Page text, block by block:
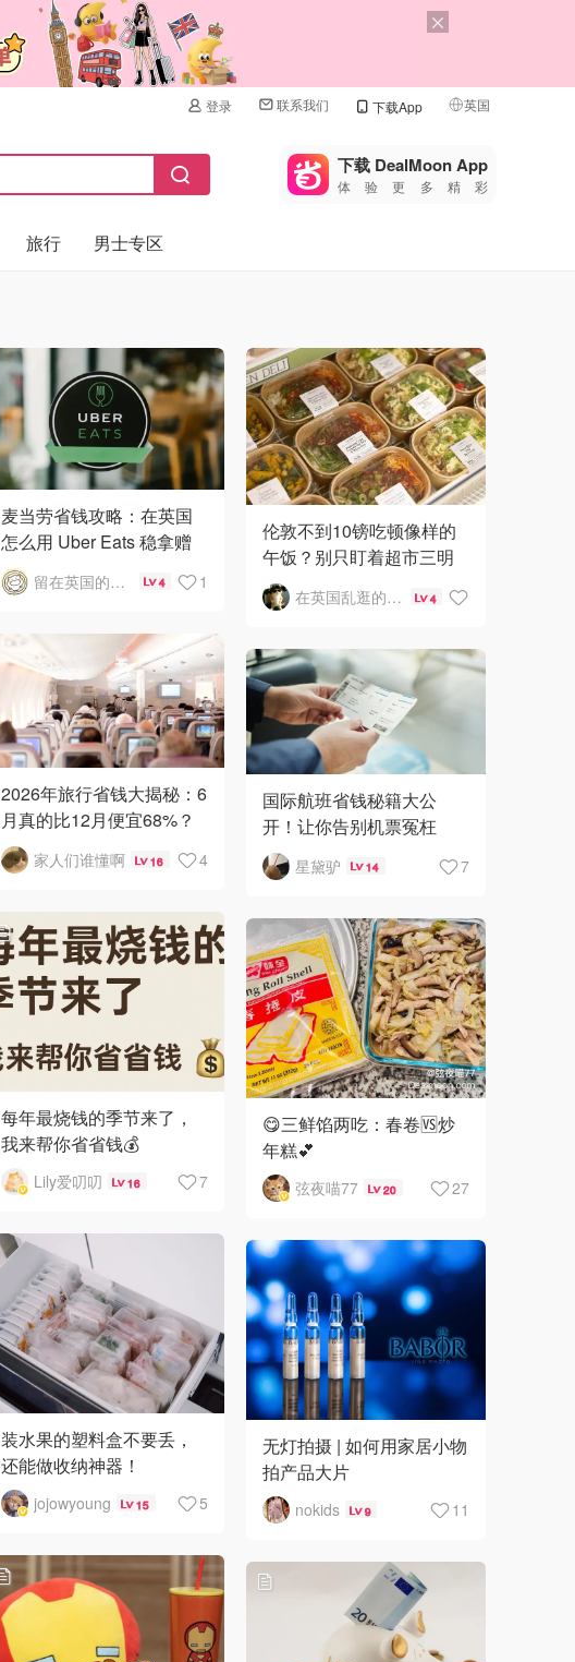
登录 联系我们 下载App 英国
🇺🇸
🇨🇳 中国
🇩🇪德国
🇫🇷法国
🇮🇹意大利
🇦🇺澳洲
🇳🇿新西兰
下载 DealMoon App
体验更多精彩
旅行 男士专区
麦当劳省钱攻略：在英国
怎么用 Uber Eats 稳拿赠
品
留在英国的日子 4 1
伦敦不到10镑吃顿像样的
午饭？别只盯着超市三明
治
在英国乱逛的一天 4
2026年旅行省钱大揭秘：6
月真的比12月便宜68%？
内附独家省钱秘籍！
家人们谁懂啊 16 4
国际航班省钱秘籍大公
开！让你告别机票冤枉
钱！
星黛驴 14 7
每年最烧钱的季节来了，
我来帮你省省钱💰
Lily爱叨叨 16 7
😋三鲜馅两吃：春卷🆚炒
年糕💕
弦夜喵77 20 27
装水果的塑料盒不要丢，
还能做收纳神器！
jojowyoung 15 5
无灯拍摄 | 如何用家居小物
拍产品大片
nokids 9 11